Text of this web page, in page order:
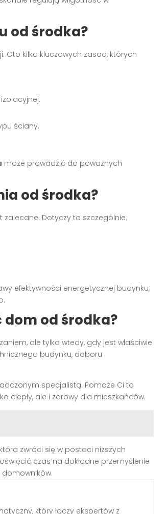
od środka?
Oto kilka kluczowych zasad, których
ściany.
może prowadzić do poważnych
od środka?
zalecane. Dotyczy to szczególnie:
efektywności energetycznej budynku,
od środka?
ale tylko wtedy, gdy jest właściwie
budynku, doboru
specjalistą. Pomoże Ci to
ciepły, ale i zdrowy dla mieszkańców.
zwróci się w postaci niższych
czas na dokładne przemyślenie
który łączy ekspertów z